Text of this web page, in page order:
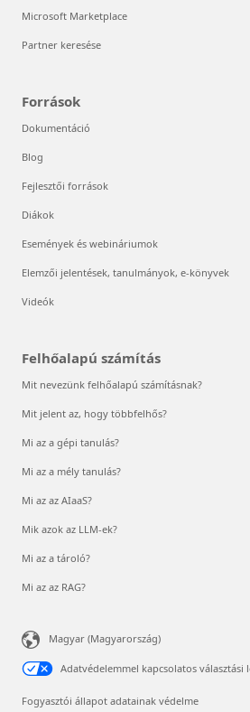
Microsoft Marketplace
Partner keresése
Források
Dokumentáció
Blog
Fejlesztői források
Diákok
Események és webináriumok
Elemzői jelentések, tanulmányok, e-könyvek
Videók
Felhőalapú számítás
Mit nevezünk felhőalapú számításnak?
Mit jelent az, hogy többfelhős?
Mi az a gépi tanulás?
Mi az a mély tanulás?
Mi az az AIaaS?
Mik azok az LLM-ek?
Mi az a tároló?
Mi az az RAG?
Magyar (Magyarország)
Adatvédelemmel kapcsolatos választási
Fogyasztói állapot adatainak védelme